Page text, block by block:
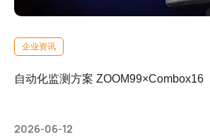
企业资讯
自动化监测方案 ZOOM99×Combox16
2026-06-12